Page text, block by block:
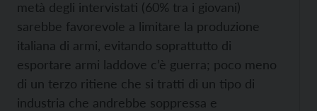
metà degli intervistati (60% tra i giovani)
sarebbe favorevole a limitare la produzione
italiana di armi, evitando soprattutto di
esportare armi laddove c’è guerra; poco meno
di un terzo ritiene che si tratti di un tipo di
industria che andrebbe soppressa e